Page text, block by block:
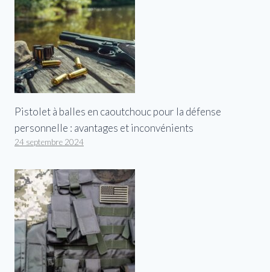
Pistolet à balles en caoutchouc pour la défense
personnelle : avantages et inconvénients
24 septembre 2024